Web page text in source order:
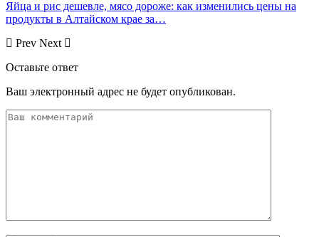
Яйца и рис дешевле, мясо дороже: как изменились цены на
продукты в Алтайском крае за…
Prev Next
Оставьте ответ
Ваш электронный адрес не будет опубликован.